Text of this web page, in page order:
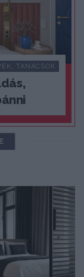
TANÁCSOK